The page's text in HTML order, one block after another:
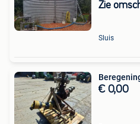
Zie
Sluis
€ 0,00